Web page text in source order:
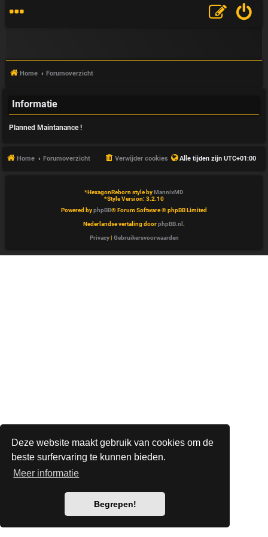
Deze website maakt gebruik van cookies om de
beste surfervaring te kunnen bieden.
Meer informatie
Begrepen!
V
A
Home Forumoverzicht
Informatie
Planned Maintanance !
Home Forumoverzicht Alle tijden zijn UTC+01:00
Verwijder cookies
*HexagonReborn style byMannixMD
*Style Version: 3.2.10
Powered byphpBB® Forum Software © phpBB Limited
Nederlandse vertaling doorphpBB.nl .
Privacy| Gebruikersvoorwaarden